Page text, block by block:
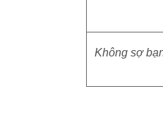
Không sợ